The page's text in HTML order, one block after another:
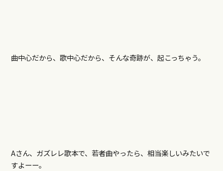
曲中心だから、歌中心だから、そんな奇跡が、起こっちゃう。
Aさん、ガズレレ歌本で、若者曲やったら、相当楽しいみたいで
すよーー。